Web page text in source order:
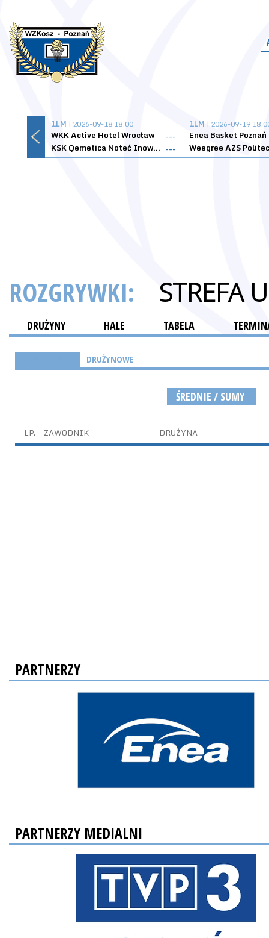
1LM | 2026-09-18 18:00
WKK Active Hotel Wrocław
---
KSK Qemetica Noteć Inowrocław ---
1LM | 2026-09-19
Enea Basket Poznań
ROZGRYWKI: STREFA
DRUŻYNY HALE TABELA
DRUŻYNOWE
ŚREDNIE / SUMY
LP. ZAWODNIK DRUŻYNA
PARTNERZY
PARTNERZY MEDIALNI